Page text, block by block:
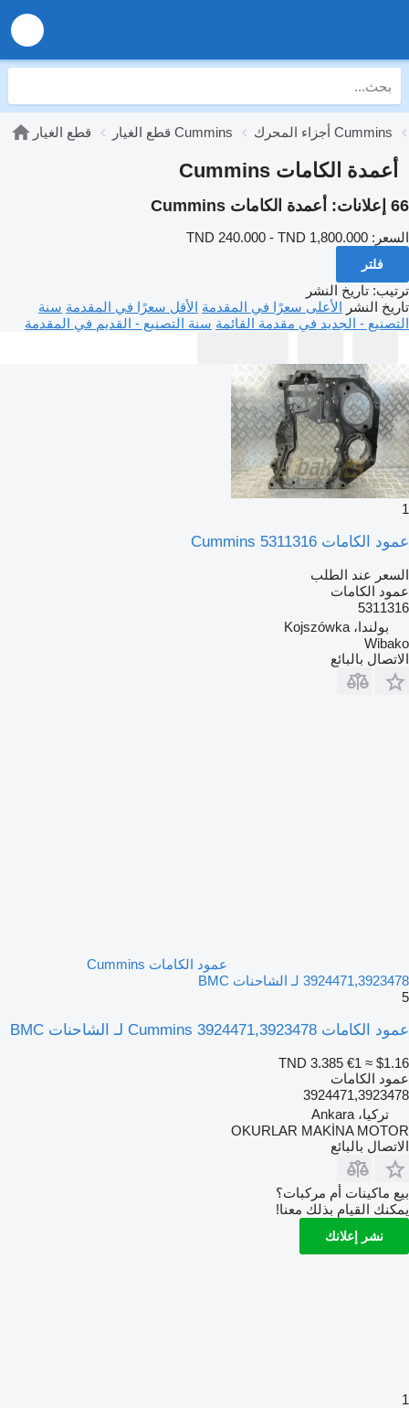
قطع الغيار قطع الغيار Cummins أجزاء المحرك Cummins
أعمدة الكامات Cummins
66 إعلانات: أعمدة الكامات Cummins
السعر: TND 240.000 - TND 1,800.000
فلتر
ترتيب: تاريخ النشر
تاريخ النشر الأعلى سعرًا في المقدمة الأقل سعرًا في المقدمة سنة
التصنيع - الجديد في مقدمة القائمة سنة التصنيع - القديم في المقدمة
1
عمود الكامات Cummins 5311316
السعر عند الطلب
عمود الكامات
5311316
بولندا، Kojszówka
Wibako
الاتصال بالبائع
عمود الكامات Cummins
3924471,3923478 لـ الشاحنات BMC
5
عمود الكامات Cummins 3924471,3923478 لـ الشاحنات BMC
TND 3.385 €1 ≈ $1.16
عمود الكامات
3924471,3923478
تركيا، Ankara
OKURLAR MAKİNA MOTOR
الاتصال بالبائع
بيع ماكينات أم مركبات؟
يمكنك القيام بذلك معنا!
نشر إعلانك
1